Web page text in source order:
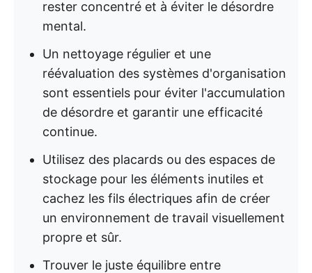
rester concentré et à éviter le désordre
mental.
Un nettoyage régulier et une
réévaluation des systèmes d'organisation
sont essentiels pour éviter l'accumulation
de désordre et garantir une efficacité
continue.
Utilisez des placards ou des espaces de
stockage pour les éléments inutiles et
cachez les fils électriques afin de créer
un environnement de travail visuellement
propre et sûr.
Trouver le juste équilibre entre